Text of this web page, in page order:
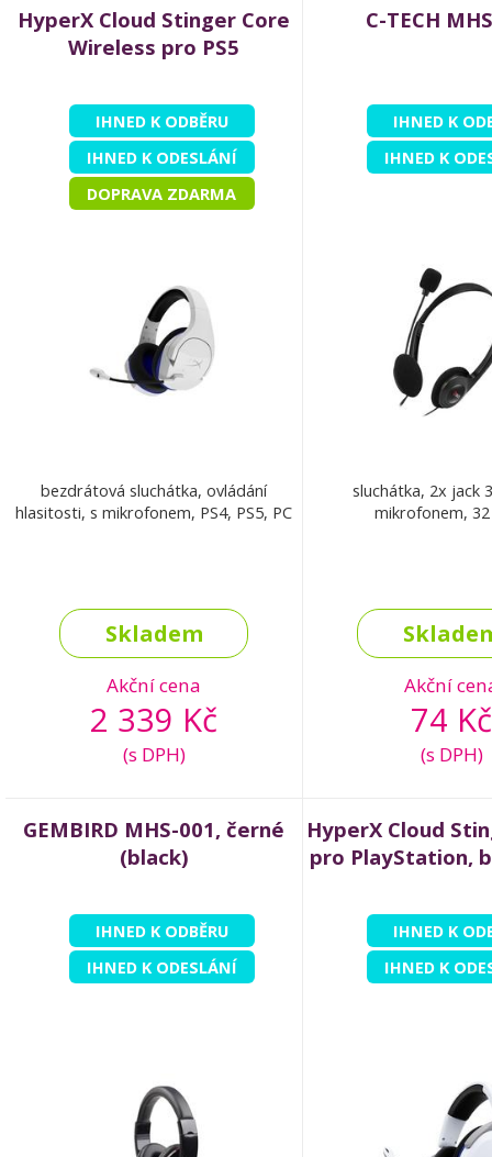
HyperX Cloud Stinger Core
Wireless pro PS5
IHNED K ODBĚRU
IHNED K ODESLÁNÍ
DOPRAVA ZDARMA
bezdrátová sluchátka, ovládání
hlasitosti, s mikrofonem, PS4, PS5, PC
Skladem
Akční cena
2 339 Kč
(s DPH)
C-TECH
IHNED K
IHNED K
sluchátka, 2x jack
mikrofonem,
Akční
74 Kč
(s DPH)
GEMBIRD MHS-001, černé
(black)
IHNED K ODBĚRU
IHNED K ODESLÁNÍ
HyperX Cloud
pro PlayStation,
IHNED K
IHNED K